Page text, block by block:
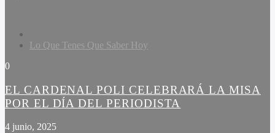
Lo Que Tenes Que Saber Hoy
0
EL CARDENAL POLI CELEBRARÁ LA MISA
POR EL DÍA DEL PERIODISTA
4 junio, 2025